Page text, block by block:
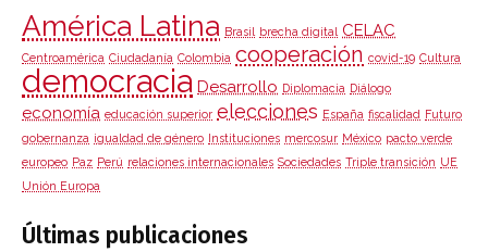
América Latina Brasil brecha digital CELAC
Centroamérica Ciudadanía Colombia cooperación covid-19 Cultura
democracia Desarrollo Diplomacia Diálogo
economía educación superior elecciones España fiscalidad Futuro
gobernanza igualdad de género Instituciones mercosur México pacto verde
europeo Paz Perú relaciones internacionales Sociedades Triple transición UE
Unión Europa
Últimas publicaciones